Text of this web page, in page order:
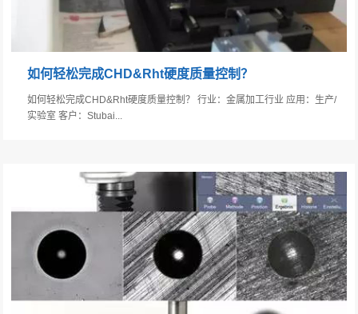
如何轻松完成CHD&Rht硬度质量控制？
如何轻松完成CHD&Rht硬度质量控制？ 行业：金属加工行业 应用：生产/
实验室 客户：Stubai...